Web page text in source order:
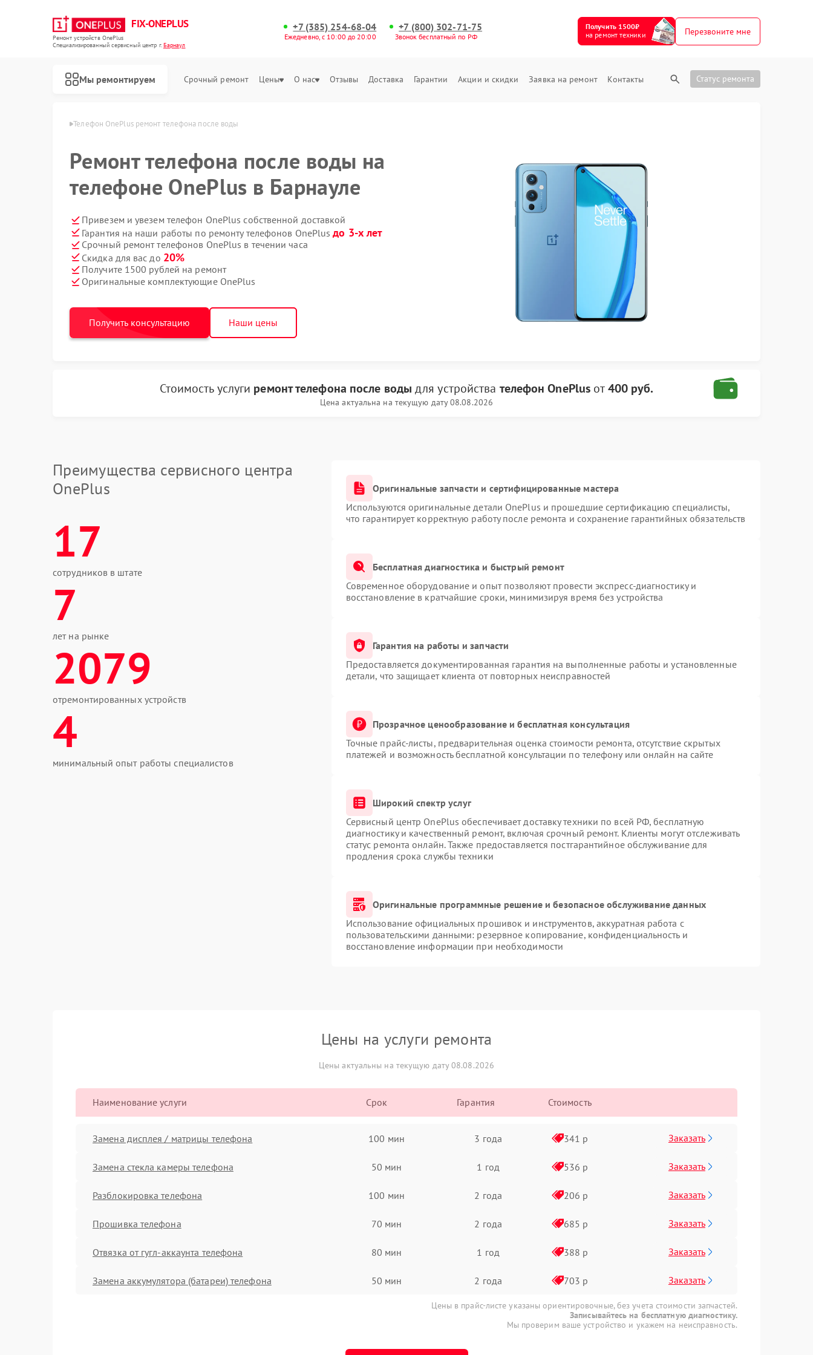
FIX-ONEPLUS
Ремонт устройств OnePlus
Специализированный cервисный центр г.Барнаул
+7 (385) 254-68-04
Ежедневно, с 10:00 до 20:00
+7 (800) 302-71-75
Звонок бесплатный по РФ
Получить 1500₽
на ремонт техники
Перезвоните мне
Мы ремонтируем Срочный ремонт Цены О нас Отзывы Доставка Гарантии Акции и скидки Заявка на ремонт Контакты Статус ремонта
в Барнауле Телефон OnePlus ремонт телефона после воды
Ремонт телефона после воды на
телефоне OnePlus в Барнауле
Привезем и увезем телефон OnePlus собственной доставкой
Гарантия на наши работы по ремонту телефонов OnePlusдо 3-х лет
Срочный ремонт телефонов OnePlus в течении часа
Скидка для вас до 20%
Получите 1500 рублей на ремонт
Оригинальные комплектующие OnePlus
Получить консультацию Наши цены
Стоимость услуги ремонт телефона после воды для устройства телефон OnePlus от400 руб.
Цена актуальна на текущую дату 08.08.2026
Преимущества сервисного центра
OnePlus
17
сотрудников в штате
7
лет на рынке
2079
отремонтированных устройств
4
минимальный опыт работы специалистов
Оригинальные запчасти и сертифицированные мастера
Используются оригинальные детали OnePlus и прошедшие сертификацию специалисты,
что гарантирует корректную работу после ремонта и сохранение гарантийных обязательств
Бесплатная диагностика и быстрый ремонт
Современное оборудование и опыт позволяют провести экспресс-диагностику и
восстановление в кратчайшие сроки, минимизируя время без устройства
Гарантия на работы и запчасти
Предоставляется документированная гарантия на выполненные работы и установленные
детали, что защищает клиента от повторных неисправностей
Прозрачное ценообразование и бесплатная консультация
Точные прайс-листы, предварительная оценка стоимости ремонта, отсутствие скрытых
платежей и возможность бесплатной консультации по телефону или онлайн на сайте
Широкий спектр услуг
Сервисный центр OnePlus обеспечивает доставку техники по всей РФ, бесплатную
диагностику и качественный ремонт, включая срочный ремонт. Клиенты могут отслеживать
статус ремонта онлайн. Также предоставляется постгарантийное обслуживание для
продления срока службы техники
Оригинальные программные решение и безопасное обслуживание данных
Использование официальных прошивок и инструментов, аккуратная работа с
пользовательскими данными: резервное копирование, конфиденциальность и
восстановление информации при необходимости
Цены на услуги ремонта
Цены актуальны на текущую дату 08.08.2026
Наименование услуги Срок Гарантия Стоимость
Замена дисплея / матрицы телефона 100 мин 3 года 341 р Заказать
Замена стекла камеры телефона 50 мин 1 год 536 р Заказать
Разблокировка телефона 100 мин 2 года 206 р Заказать
Прошивка телефона 70 мин 2 года 685 р Заказать
Отвязка от гугл-аккаунта телефона 80 мин 1 год 388 р Заказать
Замена аккумулятора (батареи) телефона 50 мин 2 года 703 р Заказать
Цены в прайс-листе указаны ориентировочные, без учета стоимости запчастей.
Записывайтесь на бесплатную диагностику.
Мы проверим ваше устройство и укажем на неисправность.